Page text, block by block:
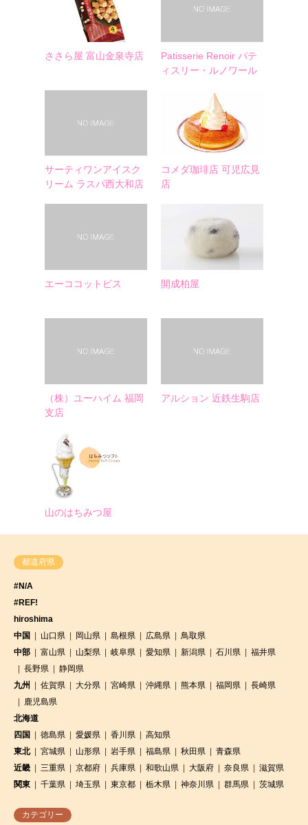
ささら屋 富山金泉寺店
Patisserie Renoir パテ
ィスリー・ルノワール
サーティワンアイスク
リーム ラスパ西大和店
コメダ珈琲店 可児広見
店
エーココットビス 開成柏屋
（株）ユーハイム 福岡
支店
アルション 近鉄生駒店
山のはちみつ屋
都道府県
#N/A
#REF!
hiroshima
中国
山口県 岡山県 島根県 広島県
鳥取県
中部
富山県 山梨県 岐阜県 愛知県 新潟県 石川県
福井県
長野県
静岡県
九州
佐賀県 大分県 宮崎県 沖縄県 熊本県 福岡県
長崎県
鹿児島県
北海道
四国
徳島県 愛媛県 香川県
高知県
東北
宮城県 山形県 岩手県 福島県 秋田県
青森県
近畿
三重県 京都府 兵庫県 和歌山県 大阪府 奈良県
滋賀県
関東
千葉県 埼玉県 東京都 栃木県 神奈川県 群馬県 茨城県
カテゴリー